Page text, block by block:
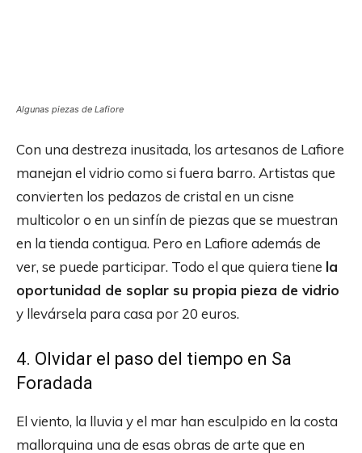
Algunas piezas de Lafiore
Con una destreza inusitada, los artesanos de Lafiore
manejan el vidrio como si fuera barro. Artistas que
convierten los pedazos de cristal en un cisne
multicolor o en un sinfín de piezas que se muestran
en la tienda contigua. Pero en Lafiore además de
ver, se puede participar. Todo el que quiera tiene la
oportunidad de soplar su propia pieza de vidrio
y llevársela para casa por 20 euros.
4. Olvidar el paso del tiempo en Sa
Foradada
El viento, la lluvia y el mar han esculpido en la costa
mallorquina una de esas obras de arte que en